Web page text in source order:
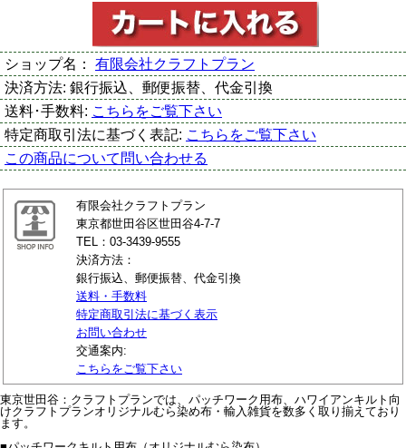
ショップ名： 有限会社クラフトプラン
決済方法: 銀行振込、郵便振替、代金引換
送料･手数料: こちらをご覧下さい
特定商取引法に基づく表記: こちらをご覧下さい
この商品について問い合わせる
有限会社クラフトプラン
東京都世田谷区世田谷4-7-7
TEL：03-3439-9555
決済方法：
銀行振込、郵便振替、代金引換
送料・手数料
特定商取引法に基づく表示
お問い合わせ
交通案内:
こちらをご覧下さい
東京世田谷：クラフトプランでは、パッチワーク用布、ハワイアンキルト向
けクラフトプランオリジナルむら染め布・輸入雑貨を数多く取り揃えており
ます。